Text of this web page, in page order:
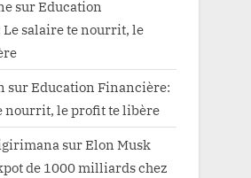
surEducation
salaire te nourrit, le
surEducation Financière:
nourrit, le profit te libère
surElon Musk
de 1000 milliards chez